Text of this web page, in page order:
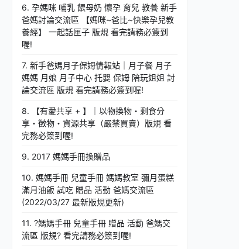
6. 孕媽咪 哺乳 餵母奶 懷孕 育兒 教養 新手
爸媽討論交流區 【媽咪~爸比~快樂孕兒教
養經】 一起話匣子 版規 看完請務必簽到
喔!
7. 新手爸媽月子保姆情報站｜月子餐 月子
媽媽 月娘 月子中心 托嬰 保姆 陪玩姐姐 討
論交流區 版規 看完請務必簽到喔!
8. 【有愛共享 + 】｜以物換物・剩食分
享・徵物・資源共享（嚴禁買賣）版規 看
完務必簽到喔!
9. 2017 媽媽手冊換贈品
10. 媽媽手冊 兒童手冊 媽媽教室 彌月蛋糕
滿月油飯 試吃 贈品 活動 爸媽交流區
(2022/03/27 最新版規更新)
11. ?媽媽手冊 兒童手冊 贈品 活動 爸媽交
流區 版規? 看完請務必簽到喔!